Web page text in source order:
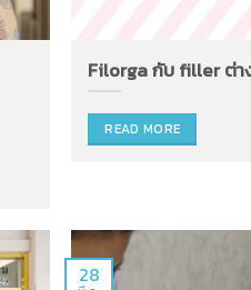
Filorga กับ filler ต่า
READ MORE
28